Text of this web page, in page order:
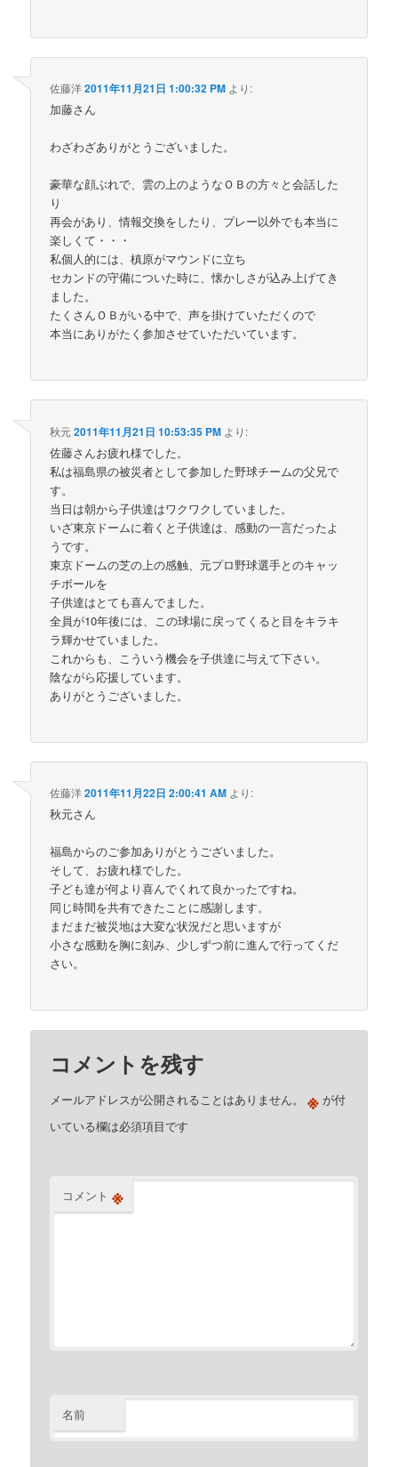
佐藤洋2011年11月21日 1:00:32 PM より:
加藤さん
わざわざありがとうございました。
豪華な顔ぶれで、雲の上のようなＯＢの方々と会話した
り
再会があり、情報交換をしたり、プレー以外でも本当に
楽しくて・・・
私個人的には、槙原がマウンドに立ち
セカンドの守備についた時に、懐かしさが込み上げてき
ました。
たくさんＯＢがいる中で、声を掛けていただくので
本当にありがたく参加させていただいています。
秋元2011年11月21日 10:53:35 PM より:
佐藤さんお疲れ様でした。
私は福島県の被災者として参加した野球チームの父兄で
す。
当日は朝から子供達はワクワクしていました。
いざ東京ドームに着くと子供達は、感動の一言だったよ
うです。
東京ドームの芝の上の感触、元プロ野球選手とのキャッ
チボールを
子供達はとても喜んでました。
全員が10年後には、この球場に戻ってくると目をキラキ
ラ輝かせていました。
これからも、こういう機会を子供達に与えて下さい。
陰ながら応援しています。
ありがとうございました。
佐藤洋2011年11月22日 2:00:41 AM より:
秋元さん
福島からのご参加ありがとうございました。
そして、お疲れ様でした。
子ども達が何より喜んでくれて良かったですね。
同じ時間を共有できたことに感謝します。
まだまだ被災地は大変な状況だと思いますが
小さな感動を胸に刻み、少しずつ前に進んで行ってくだ
さい。
コメントを残す
メールアドレスが公開されることはありません。 ※ が付
いている欄は必須項目です
コメント ※
名前